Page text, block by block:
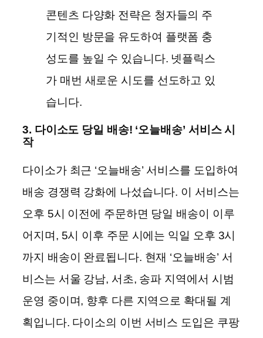
콘텐츠 다양화 전략은 청자들의 주
기적인 방문을 유도하여 플랫폼 충
성도를 높일 수 있습니다. 넷플릭스
가 매번 새로운 시도를 선도하고 있
습니다.
3. 다이소도 당일 배송! ‘오늘배송’ 서비스 시
작
다이소가 최근 ‘오늘배송’ 서비스를 도입하여
배송 경쟁력 강화에 나섰습니다. 이 서비스는
오후 5시 이전에 주문하면 당일 배송이 이루
어지며, 5시 이후 주문 시에는 익일 오후 3시
까지 배송이 완료됩니다. 현재 ‘오늘배송’ 서
비스는 서울 강남, 서초, 송파 지역에서 시범
운영 중이며, 향후 다른 지역으로 확대될 계
획입니다. 다이소의 이번 서비스 도입은 쿠팡